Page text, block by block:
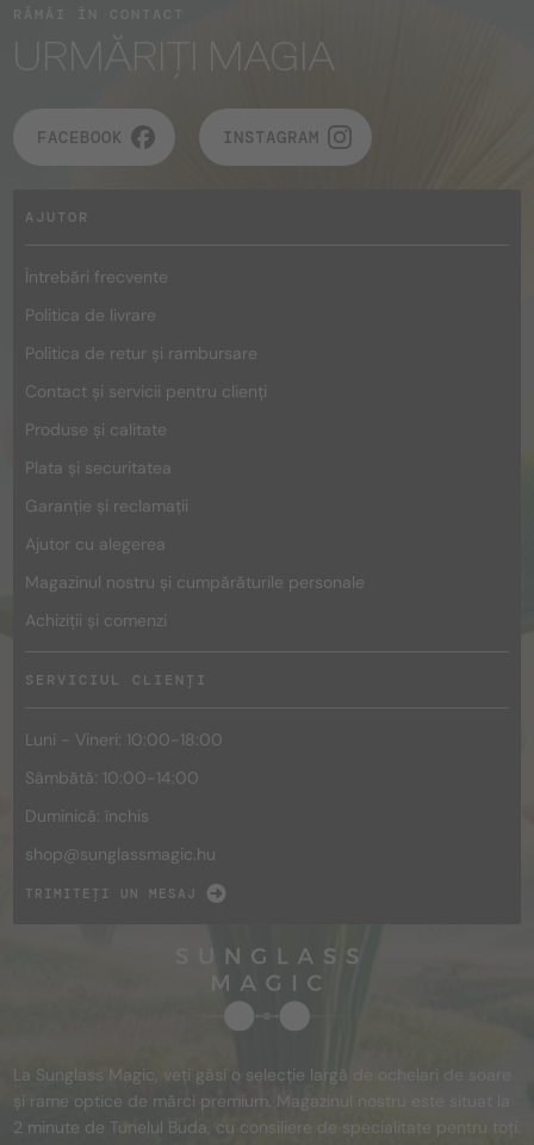
URMĂRIȚI MAGIA
FACEBOOK INSTAGRAM
AJUTOR
Întrebări frecvente
Politica de livrare
Politica de retur și rambursare
Contact și servicii pentru clienți
Produse și calitate
Plata și securitatea
Garanție și reclamații
Ajutor cu alegerea
Magazinul nostru și cumpărăturile personale
Achiziții și comenzi
SERVICIUL CLIENȚI
Luni - Vineri: 10:00-18:00
Sâmbătă: 10:00-14:00
Duminică: închis
shop@sunglassmagic.hu
TRIMITEȚI UN MESAJ
La Sunglass Magic, veți găsi o selecție largă de ochelari de soare
și rame optice de mărci premium. Magazinul nostru este situat la
2 minute de Tunelul Buda, cu consiliere de specialitate pentru toți.